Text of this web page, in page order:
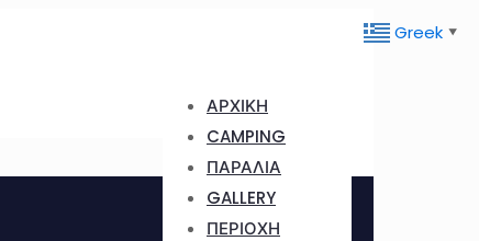
ΑΡΧΙΚΗ
CAMPING
ΠΑΡΑΛΙΑ
GALLERY
ΠΕΡΙΟΧΗ
Greek ▼